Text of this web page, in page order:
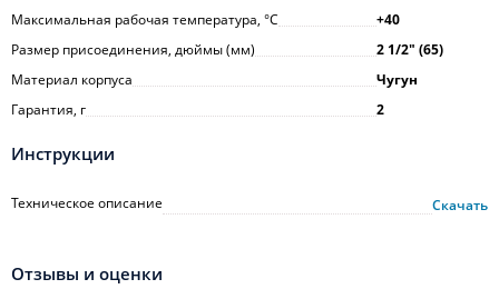
Максимальная рабочая температура, °С
+40
Размер присоединения, дюймы (мм)
2 1/2" (65)
Материал корпуса
Чугун
Гарантия, г
2
Инструкции
Техническое описание Скачать
Отзывы и оценки